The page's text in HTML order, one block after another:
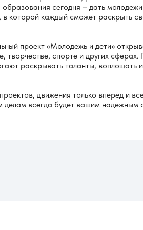
сегодня – дать
которой каждый сможет раскрыть
проект «Молодежь и дети»
творчестве, спорте и других
раскрывать таланты, воплощать
движения только вперед и
делам всегда будет вашим надежным